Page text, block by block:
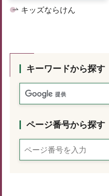
キッズならけん
キーワードから探す
ページ番号から探す